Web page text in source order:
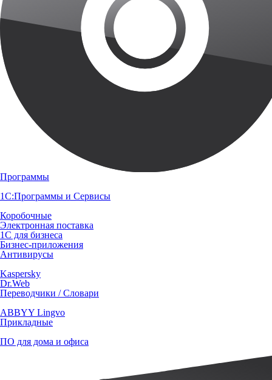
Программы
1С:Программы и Сервисы
Коробочные
Электронная поставка
1С для бизнеса
Бизнес-приложения
Антивирусы
Kaspersky
Dr.Web
Переводчики / Словари
ABBYY Lingvo
Прикладные
ПО для дома и офиса